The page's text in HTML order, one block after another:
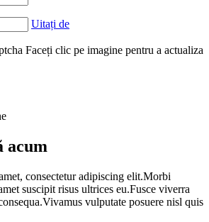
Uitați de
Faceți clic pe imagine pentru a actualiza
acum
consectetur adipiscing elit.Morbi
suscipit risus ultrices eu.Fusce viverra
vulputate posuere nisl quis